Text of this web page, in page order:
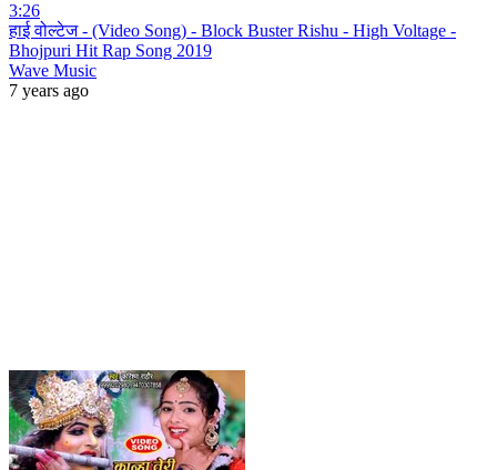
3:26
हाई वोल्टेज - (Video Song) - Block Buster Rishu - High Voltage -
Bhojpuri Hit Rap Song 2019
Wave Music
7 years ago